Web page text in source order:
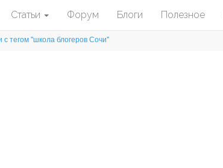
Статьи Форум Блоги Полезное
с тегом "школа блогеров Сочи"